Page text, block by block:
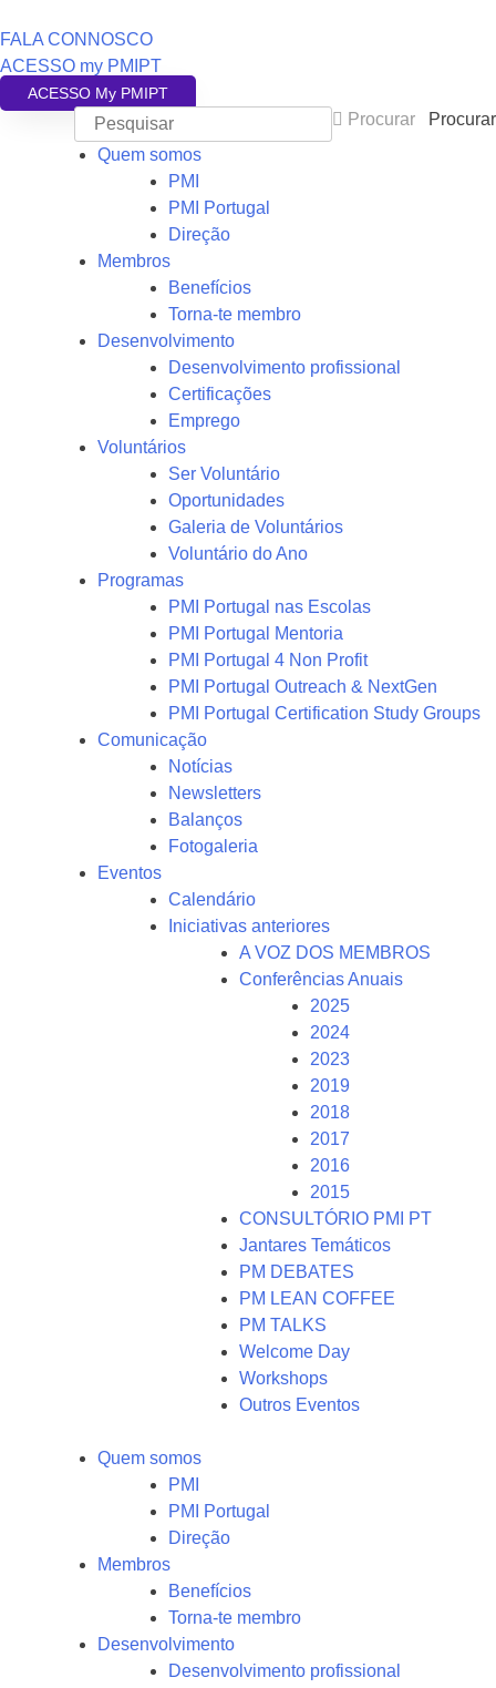
FALA CONNOSCO
ACESSO my PMIPT
ACESSO My PMIPT
Procurar
Procurar
Quem somos
PMI
PMI Portugal
Direção
Membros
Benefícios
Torna-te membro
Desenvolvimento
Desenvolvimento profissional
Certificações
Emprego
Voluntários
Ser Voluntário
Oportunidades
Galeria de Voluntários
Voluntário do Ano
Programas
PMI Portugal nas Escolas
PMI Portugal Mentoria
PMI Portugal 4 Non Profit
PMI Portugal Outreach & NextGen
PMI Portugal Certification Study Groups
Comunicação
Notícias
Newsletters
Balanços
Fotogaleria
Eventos
Calendário
Iniciativas anteriores
A VOZ DOS MEMBROS
Conferências Anuais
2025
2024
2023
2019
2018
2017
2016
2015
CONSULTÓRIO PMI PT
Jantares Temáticos
PM DEBATES
PM LEAN COFFEE
PM TALKS
Welcome Day
Workshops
Outros Eventos
Quem somos
PMI
PMI Portugal
Direção
Membros
Benefícios
Torna-te membro
Desenvolvimento
Desenvolvimento profissional